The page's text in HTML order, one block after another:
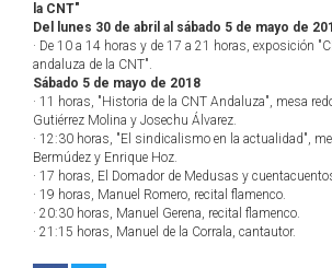
la CNT"
Del lunes 30 de abril al sábado 5 de mayo de
· De 10 a 14 horas y de 17 a 21 horas, exposición
andaluza de la CNT".
Sábado 5 de mayo de 2018
· 11 horas, "Historia de la CNT Andaluza", mesa
Gutiérrez Molina y Josechu Álvarez.
· 12:30 horas, "El sindicalismo en la actualidad",
Bermúdez y Enrique Hoz.
· 17 horas, El Domador de Medusas y
· 19 horas, Manuel Romero, recital flamenco.
· 20:30 horas, Manuel Gerena, recital flamenco.
· 21:15 horas, Manuel de la Corrala, cantautor.